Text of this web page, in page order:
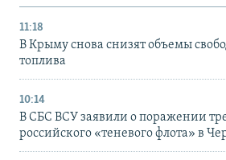
11:18
В Крыму снова снизят объемы
топлива
10:14
В СБС ВСУ заявили о поражении
российского «теневого флота» в